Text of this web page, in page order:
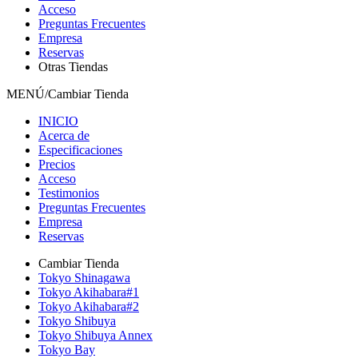
Acceso
Preguntas Frecuentes
Empresa
Reservas
Otras Tiendas
MENÚ/Cambiar Tienda
INICIO
Acerca de
Especificaciones
Precios
Acceso
Testimonios
Preguntas Frecuentes
Empresa
Reservas
Cambiar Tienda
Tokyo Shinagawa
Tokyo Akihabara#1
Tokyo Akihabara#2
Tokyo Shibuya
Tokyo Shibuya Annex
Tokyo Bay